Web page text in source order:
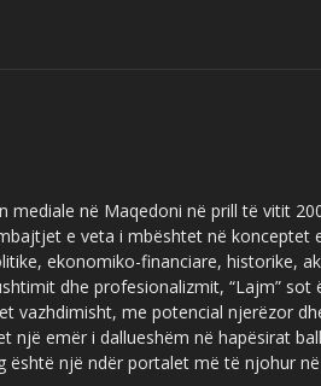
mediale në Maqedoni në prill të vitit
e veta i mbështet në
ekonomiko-financiare, historike,
dhe profesionalizmit, “Lajm”
vazhdimisht, me potencial njerëzor
një emër i dallueshëm në hapësirat
është një ndër portalet më të njohur